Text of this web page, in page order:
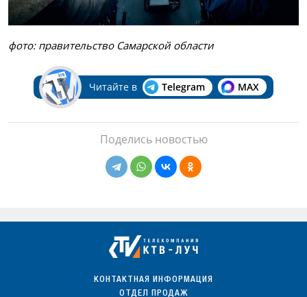
фото: правительство Самарской области
Читайте в Telegram MAX
Поделись новостью
КОНТАКТНАЯ ИНФОРМАЦИЯ
ОТДЕЛ ПРОДАЖ